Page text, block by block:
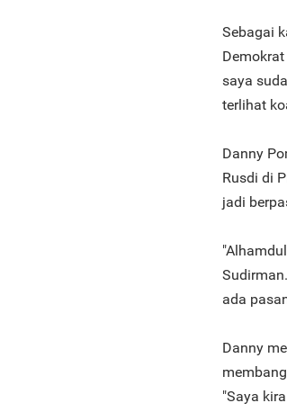
Sebagai
saya
terlihat
Danny
Rusdi di
jadi
ada
Danny
"Saya